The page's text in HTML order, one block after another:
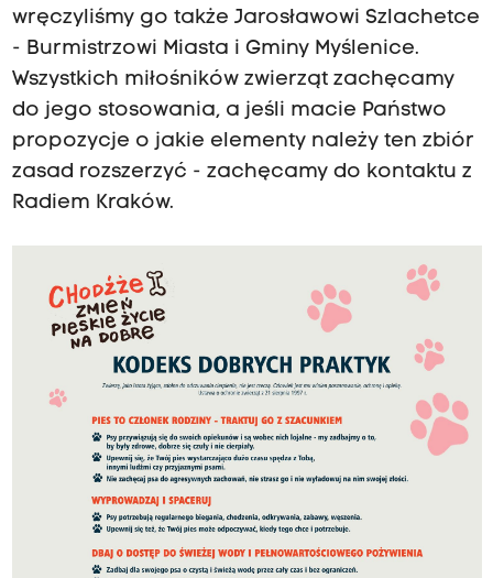
wręczyliśmy go także Jarosławowi Szlachetce
- Burmistrzowi Miasta i Gminy Myślenice.
Wszystkich miłośników zwierząt zachęcamy
do jego stosowania, a jeśli macie Państwo
propozycje o jakie elementy należy ten zbiór
zasad rozszerzyć - zachęcamy do kontaktu z
Radiem Kraków.